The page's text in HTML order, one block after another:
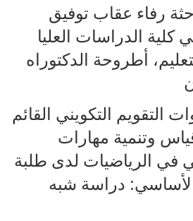
رفاء عقاب توفيق
كلية الدراسات العليا
أطروحة الدكتوراه
التقويم التكويني القائم
وتنمية مهارات
في الرياضيات لدى طلبة
دراسة شبه